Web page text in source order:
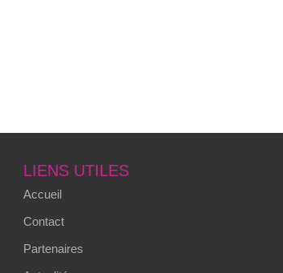
LIENS UTILES
Accueil
Contact
Partenaires